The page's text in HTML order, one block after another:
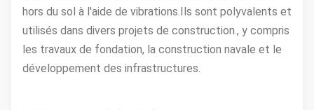
hors du sol à l'aide de vibrations.Ils sont polyvalents et
utilisés dans divers projets de construction., y compris
les travaux de fondation, la construction navale et le
développement des infrastructures.